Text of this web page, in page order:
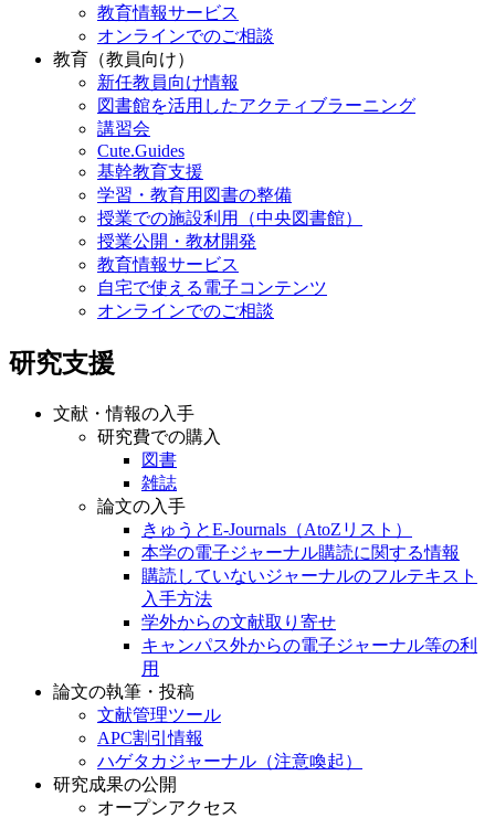
教育情報サービス
オンラインでのご相談
教育（教員向け）
新任教員向け情報
図書館を活用したアクティブラーニング
講習会
Cute.Guides
基幹教育支援
学習・教育用図書の整備
授業での施設利用（中央図書館）
授業公開・教材開発
教育情報サービス
自宅で使える電子コンテンツ
オンラインでのご相談
研究支援
文献・情報の入手
研究費での購入
図書
雑誌
論文の入手
きゅうとE-Journals（AtoZリスト）
本学の電子ジャーナル購読に関する情報
購読していないジャーナルのフルテキスト
入手方法
学外からの文献取り寄せ
キャンパス外からの電子ジャーナル等の利
用
論文の執筆・投稿
文献管理ツール
APC割引情報
ハゲタカジャーナル（注意喚起）
研究成果の公開
オープンアクセス